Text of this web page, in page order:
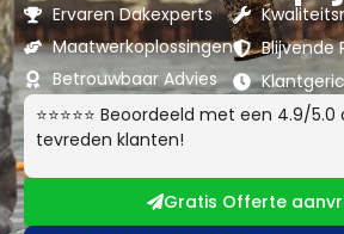
Ervaren Dakexperts
Maatwerkoplossingen
Betrouwbaar Advies
Blijvende
⭐⭐⭐⭐⭐ Beoordeeld met een 4.9/
tevreden klanten!
Gratis Offerte